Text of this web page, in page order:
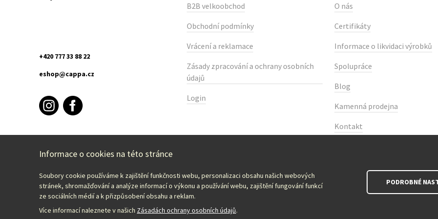
+420 777 33 88 22
eshop@cappa.cz
B2B velkoobchod
Obchodní podmínky
Vrácení a reklamace
Zásady zpracování a ochrany osobních
údajů
Login
O nás
Certifikáty
Informace o likvidaci výrobků
Spolupráce
Blog
Kamenná prodejna
Kontakt
Select your country: English – EUR
Informace o cookies na této stránce
Soubory cookie používáme k zajištění funkčnosti webu, personalizaci obsahu našich webových
stránek, shromažďování a analýze informací o výkonu a používání webu, zajištění fungování funkcí
ze sociálních médií a k přizpůsobení obsahu a reklam.
Více informací naleznete v našich Zásadách ochrany osobních údajů.
PODROBNÉ